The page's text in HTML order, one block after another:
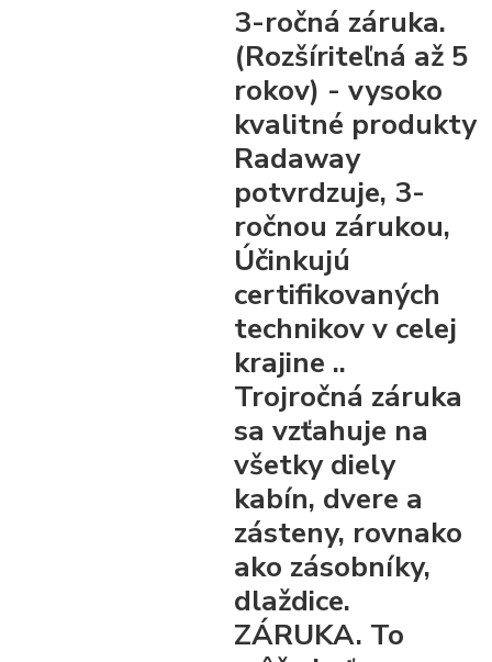
3-ročná záruka.
(Rozšíriteľná až 5
rokov) - vysoko
kvalitné produkty
Radaway
potvrdzuje, 3-
ročnou zárukou,
Účinkujú
certifikovaných
technikov v celej
krajine ..
Trojročná záruka
sa vzťahuje na
všetky diely
kabín, dvere a
zásteny, rovnako
ako zásobníky,
dlaždice.
ZÁRUKA. To